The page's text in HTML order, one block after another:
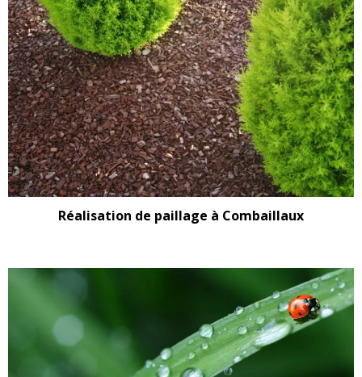
Réalisation de paillage à Combaillaux